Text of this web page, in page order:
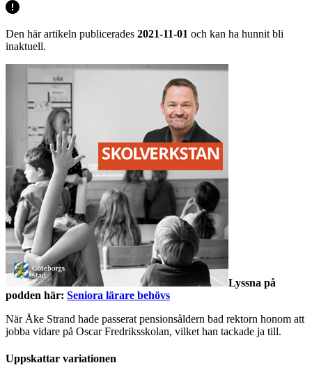
Den här artikeln publicerades 2021-11-01 och kan ha hunnit bli
inaktuell.
Lyssna på
podden här: Seniora lärare behövs
När Åke Strand hade passerat pensionsåldern bad rektorn honom att
jobba vidare på Oscar Fredriksskolan, vilket han tackade ja till.
Uppskattar variationen